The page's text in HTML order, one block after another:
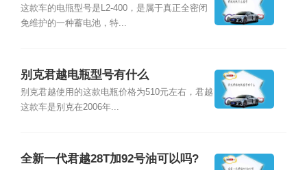
这款车的电甁型号是L2-400，是属于真正全密闭
免维护的一种蓄电池，特...
别克君越电瓶型号有什么
别克君越使用的这款电瓶价格为510元左右，君越
这款车是别克在2006年...
全新一代君越28T加92号油可以吗?